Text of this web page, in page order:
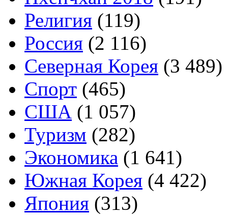
Религия (119)
Россия (2 116)
Северная Корея (3 489)
Спорт (465)
США (1 057)
Туризм (282)
Экономика (1 641)
Южная Корея (4 422)
Япония (313)